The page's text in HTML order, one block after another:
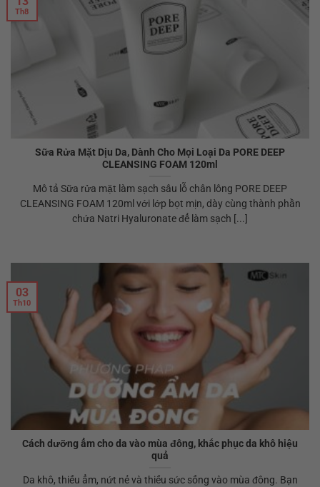
Sữa Rửa Mặt Dịu Da, Dành Cho Mọi Loại Da PORE DEEP
CLEANSING FOAM 120ml
Mô tả Sữa rửa mặt làm sạch sâu lỗ chân lông PORE DEEP
CLEANSING FOAM 120ml với lớp bọt mịn, dày cùng thành phần
chứa Natri Hyaluronate để làm sạch [...]
Th8
Cách dưỡng ẩm cho da vào mùa đông, khắc phục da khô hiệu
quả
Da khô, thiếu ẩm, nứt nẻ và thiếu sức sống vào mùa đông. Bạn
03
Th10